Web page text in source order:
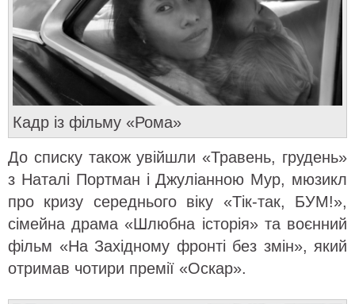
Кадр із фільму «Рома»
До списку також увійшли «Травень, грудень»
з Наталі Портман і Джуліанною Мур, мюзикл
про кризу середнього віку «Тік-так, БУМ!»,
сімейна драма «Шлюбна історія» та воєнний
фільм «На Західному фронті без змін», який
отримав чотири премії «Оскар».